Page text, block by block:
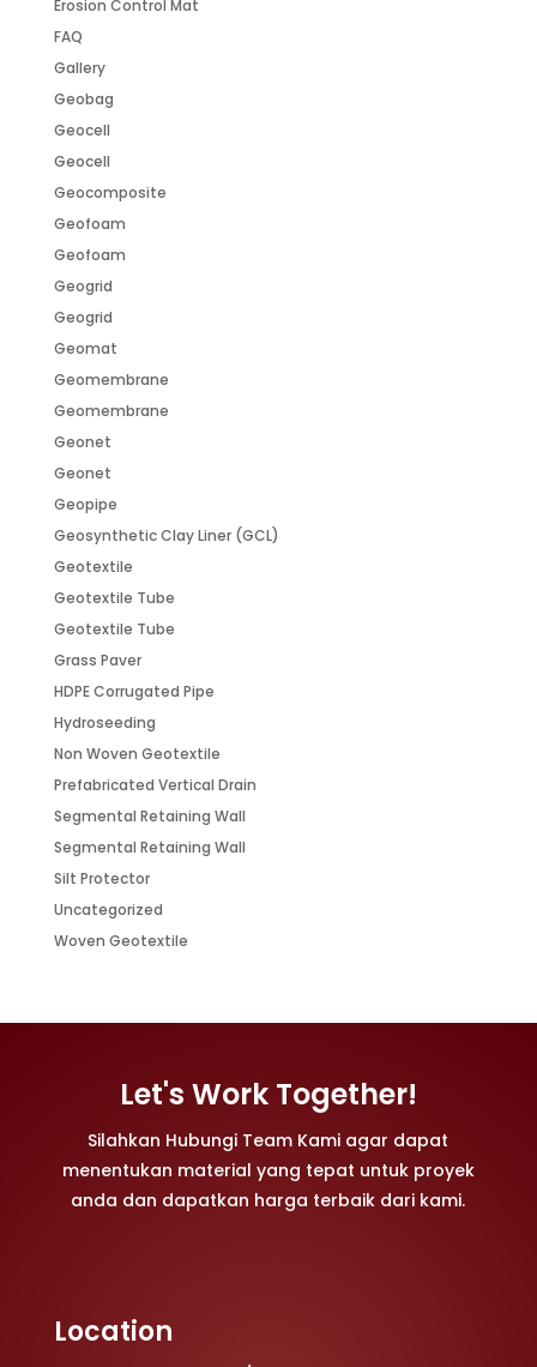
Erosion Control Mat
FAQ
Gallery
Geobag
Geocell
Geocell
Geocomposite
Geofoam
Geofoam
Geogrid
Geogrid
Geomat
Geomembrane
Geomembrane
Geonet
Geonet
Geopipe
Geosynthetic Clay Liner (GCL)
Geotextile
Geotextile Tube
Geotextile Tube
Grass Paver
HDPE Corrugated Pipe
Hydroseeding
Non Woven Geotextile
Prefabricated Vertical Drain
Segmental Retaining Wall
Segmental Retaining Wall
Silt Protector
Uncategorized
Woven Geotextile
Let's Work Together!
Silahkan Hubungi Team Kami agar dapat
menentukan material yang tepat untuk proyek
anda dan dapatkan harga terbaik dari kami.
Location